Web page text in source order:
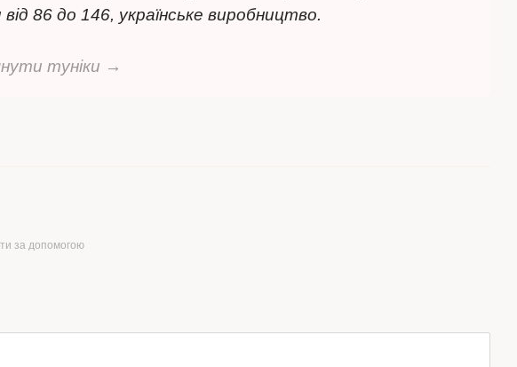
від 86 до 146, українське виробництво.
туніки →
за допомогою